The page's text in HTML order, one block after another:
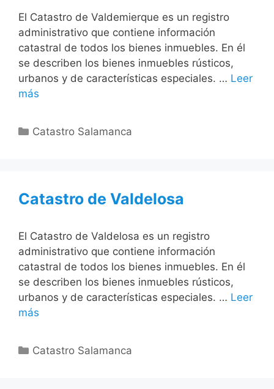
El Catastro de Valdemierque es un registro
administrativo que contiene información
catastral de todos los bienes inmuebles. En él
se describen los bienes inmuebles rústicos,
urbanos y de características especiales. … Leer
más
Categorías
Catastro Salamanca
Catastro de Valdelosa
El Catastro de Valdelosa es un registro
administrativo que contiene información
catastral de todos los bienes inmuebles. En él
se describen los bienes inmuebles rústicos,
urbanos y de características especiales. … Leer
más
Categorías
Catastro Salamanca